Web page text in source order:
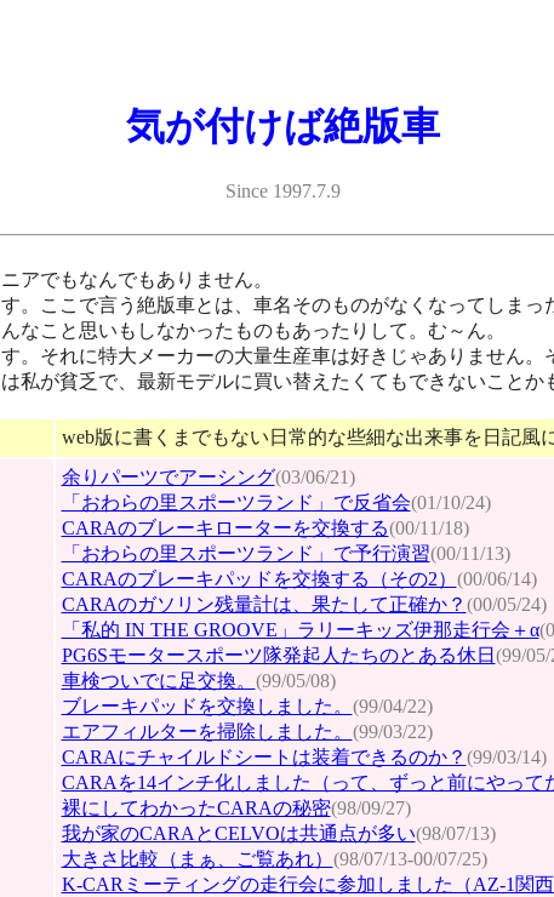
気が付けば絶版車
Since 1997.7.9
アでもなんでもありません。
ここで言う絶版車とは、車名そのものがなくなってしま
なこと思いもしなかったものもあったりして。む～ん。
それに特大メーカーの大量生産車は好きじゃありません
が貧乏で、最新モデルに買い替えたくてもできないことか
web版に書くまでもない日常的な些細な出来事を日記風
余りパーツでアーシング(03/06/21)
「おわらの里スポーツランド」で反省会(01/10/24)
CARAのブレーキローターを交換する(00/11/18)
「おわらの里スポーツランド」で予行演習(00/11/13)
CARAのブレーキパッドを交換する（その2） (00/06/14)
CARAのガソリン残量計は、果たして正確か？ (00/05/24)
「私的 IN THE GROOVE」ラリーキッズ伊那走行会＋α
PG6Sモータースポーツ隊発起人たちのとある休日 (99/05/
車検ついでに足交換。 (99/05/08)
ブレーキパッドを交換しました。 (99/04/22)
エアフィルターを掃除しました。 (99/03/22)
CARAにチャイルドシートは装着できるのか？ (99/03/14)
CARAを14インチ化しました（って、ずっと前にやって
裸にしてわかったCARAの秘密(98/09/27)
我が家のCARAとCELVOは共通点が多い(98/07/13)
大きさ比較（まぁ、ご覧あれ） (98/07/13-00/07/25)
K-CARミーティングの走行会に参加しました（AZ-1関西